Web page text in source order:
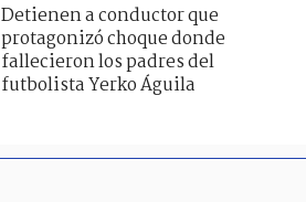
Detienen a conductor que
protagonizó choque donde
fallecieron los padres del
futbolista Yerko Águila